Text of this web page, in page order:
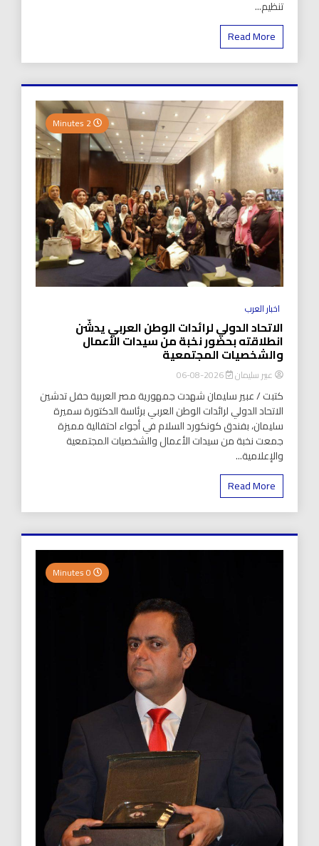
تنظيم...
Read More
اخبار العرب
الاتحاد الدولي لرائدات الوطن العربي يدشّن
انطلاقته بحضور نخبة من سيدات الأعمال
والشخصيات المجتمعية
عبير سليمان 2026-08-06
كتبت / عبير سليمان شهدت جمهورية مصر العربية حفل تدشين
الاتحاد الدولي لرائدات الوطن العربي برئاسة الدكتورة سميرة
سليمان، بفندق كونكورد السلام في أجواء احتفالية مميزة
جمعت نخبة من سيدات الأعمال والشخصيات المجتمعية
والإعلامية...
Read More